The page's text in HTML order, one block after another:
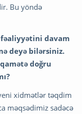
Bu yöndə
fəaliyyətini davam
deyə bilərsiniz.
doğru
xidmətlər təqdim
məqsədimiz sadəcə